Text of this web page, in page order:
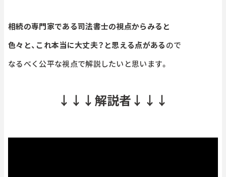
相続の専門家である司法書士の視点からみると
色々と、これ本当に大丈夫？と思える点があるので
なるべく公平な視点で解説したいと思います。
↓↓↓解説者↓↓↓